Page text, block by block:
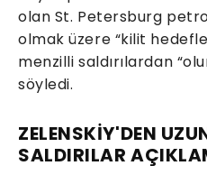
olan St. Petersburg
olmak üzere “kilit
menzilli saldırılardan
söyledi.
ZELENSKİY'DEN
SALDIRILAR